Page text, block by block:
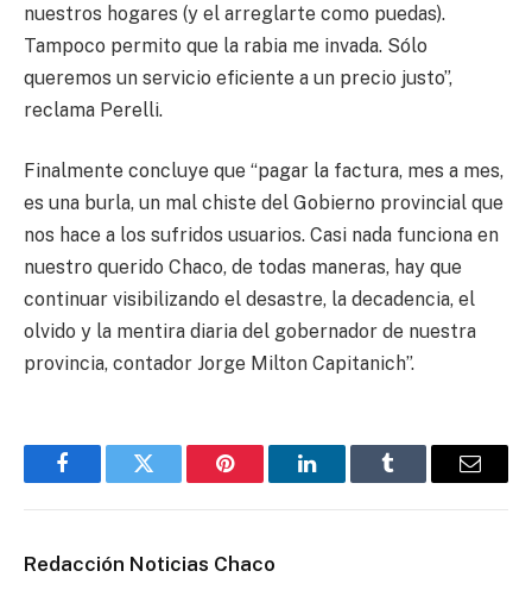
nuestros hogares (y el arreglarte como puedas).
Tampoco permito que la rabia me invada. Sólo
queremos un servicio eficiente a un precio justo”,
reclama Perelli.
Finalmente concluye que “pagar la factura, mes a mes,
es una burla, un mal chiste del Gobierno provincial que
nos hace a los sufridos usuarios. Casi nada funciona en
nuestro querido Chaco, de todas maneras, hay que
continuar visibilizando el desastre, la decadencia, el
olvido y la mentira diaria del gobernador de nuestra
provincia, contador Jorge Milton Capitanich”.
FacebookTwitter Pinterest LinkedInTumblr Email
Redacción Noticias Chaco